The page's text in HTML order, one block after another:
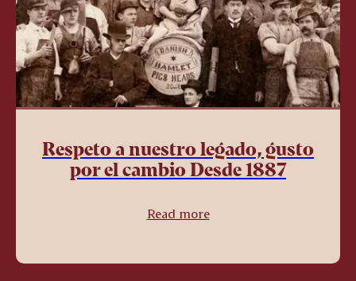
Respeto a nuestro legado, gusto
por el cambio Desde 1887
Read more